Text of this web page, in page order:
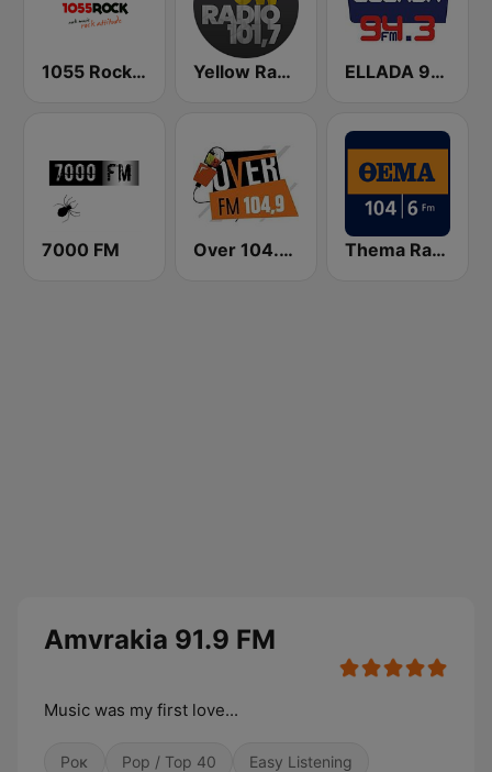
1055 Rock 105.5 FM Yellow Radio ELLADA 94.3 FM
7000 FM Over 104.9 FM Thema Radio (ΘΕΜΑ 104,6)
Amvrakia 91.9 FM
Music was my first love...
Ροκ Pop / Top 40 Easy Listening